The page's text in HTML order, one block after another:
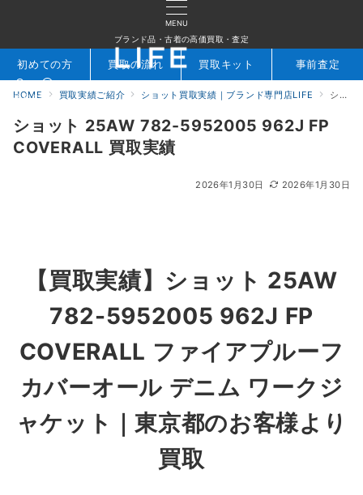
MENU
ブランド品・古着の高価買取・査定
検索 お問合せ
初めての方 買取の流れ 買取キット 事前査定
HOME 買取実績ご紹介 ショット買取実績｜ブランド専門店LIFE ショット 25AW 782-5952005 962J FP COVERALL 買取実績
ショット 25AW 782-5952005 962J FP
COVERALL 買取実績
2026年1月30日 2026年1月30日
【買取実績】 ショット 25AW
782-5952005 962J FP
COVERALL ファイアプルーフ
カバーオール デニム ワークジ
ャケット
｜東京都のお客様より
買取